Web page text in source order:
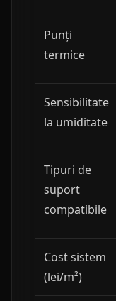
Punți
termice
Sensibilitate
la umiditate
Tipuri de
suport
compatibile
Cost sistem
(lei/m²)